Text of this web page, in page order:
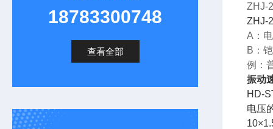
18783300748
查看全部
ZHJ-
ZHJ-
A：
B：
例：
振动
HD-
电压